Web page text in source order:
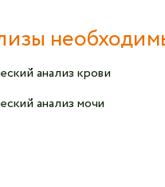
анализ крови
анализ мочи